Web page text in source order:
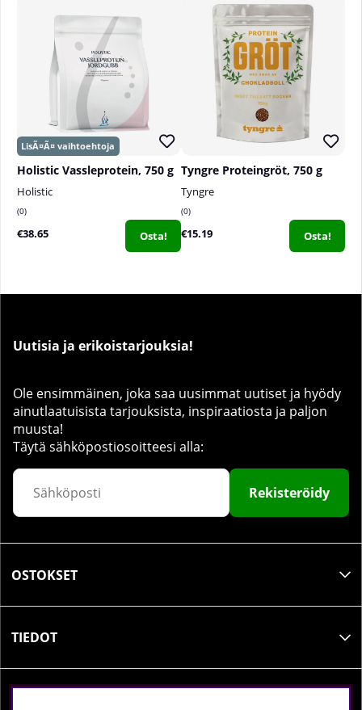
Holistic Vassleprotein, 750 g
Holistic
0
€38.65 Osta!
Tyngre Proteingröt, 750 g
Tyngre
0
€15.19 Osta!
Uutisia ja erikoistarjouksia!
Ole ensimmäinen, joka saa uusimmat uutiset ja hyödy
ainutlaatuisista tarjouksista, inspiraatiosta ja paljon
muusta!
Täytä sähköpostiosoitteesi alla:
Rekisteröidy
OSTOKSET
TIEDOT